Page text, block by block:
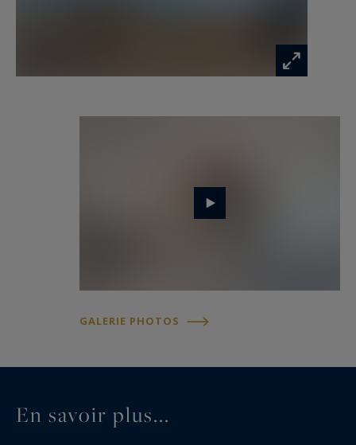
amateurs de gastronomie. Elle offre un espace
luminosité azuréenne. Elles ont également
chacune leur propre salle de bain ou salle de
un véritable bijou. Il combine l'élégance et le
exceptionnel, proposé à la vente par notre
GALERIE PHOTOS
En savoir plus...